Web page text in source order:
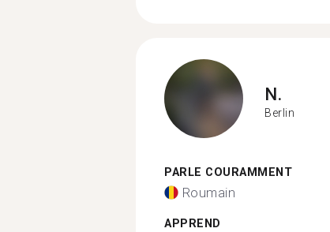
N.
Berlin
PARLE COURAMMENT
Roumain
APPREND